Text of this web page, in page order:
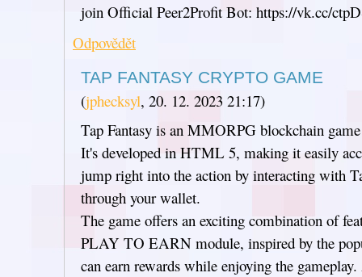
join Official Peer2Profit Bot: https://vk.cc/
Odpovědět
TAP FANTASY CRYPTO GAME
(jphecksyl, 20. 12. 2023 21:17)
Tap Fantasy is an MMORPG blockchain
It's developed in HTML 5, making it easily
jump right into the action by interacting with
through your wallet.
The game offers an exciting combination of
PLAY TO EARN module, inspired by the
can earn rewards while enjoying the